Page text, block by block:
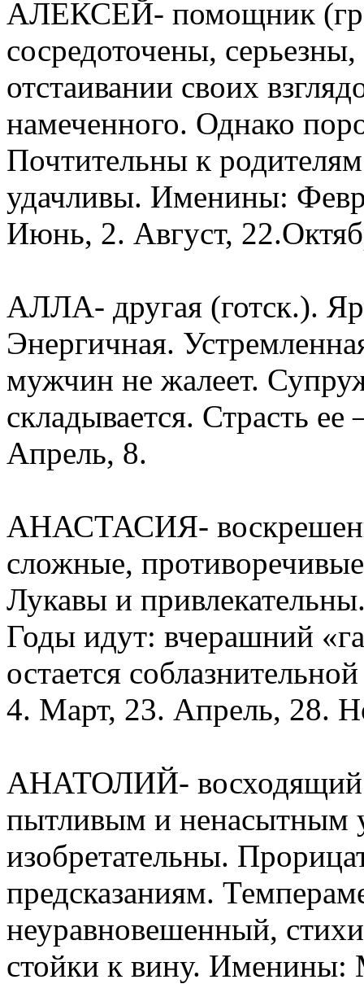
АЛЕКСЕЙ- помощник
сосредоточены,
отстаивании своих
намеченного. Однако
Почтительны к
удачливы. Именины:
Июнь, 2. Август,
АЛЛА- другая (готск.).
Энергичная.
мужчин не жалеет.
складывается. Страсть
Апрель, 8.
АНАСТАСИЯ-
сложные,
Лукавы и
Годы идут: вчерашний
остается
4. Март, 23. Апрель, 28.
АНАТОЛИЙ- восходящий
пытливым и ненасытным
изобретательны.
предсказаниям.
неуравновешенный,
стойки к вину.